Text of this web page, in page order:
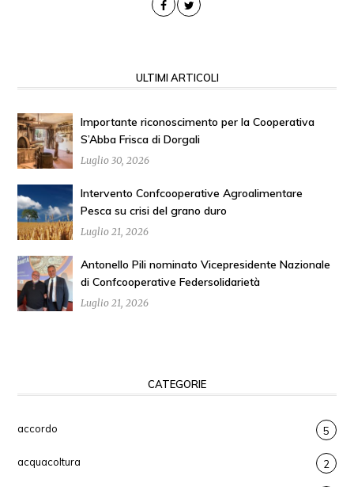
ULTIMI ARTICOLI
Importante riconoscimento per la Cooperativa
S’Abba Frisca di Dorgali
Luglio 30, 2026
Intervento Confcooperative Agroalimentare
Pesca su crisi del grano duro
Luglio 21, 2026
Antonello Pili nominato Vicepresidente Nazionale
di Confcooperative Federsolidarietà
Luglio 21, 2026
CATEGORIE
accordo 5
acquacoltura 2